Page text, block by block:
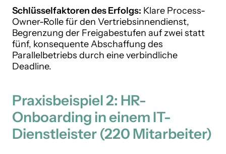
Schlüsselfaktoren des Erfolgs: Klare Process-
Owner-Rolle für den Vertriebsinnendienst,
Begrenzung der Freigabestufen auf zwei statt
fünf, konsequente Abschaffung des
Parallelbetriebs durch eine verbindliche
Deadline.
Praxisbeispiel 2: HR-
Onboarding in einem IT-
Dienstleister (220 Mitarbeiter)